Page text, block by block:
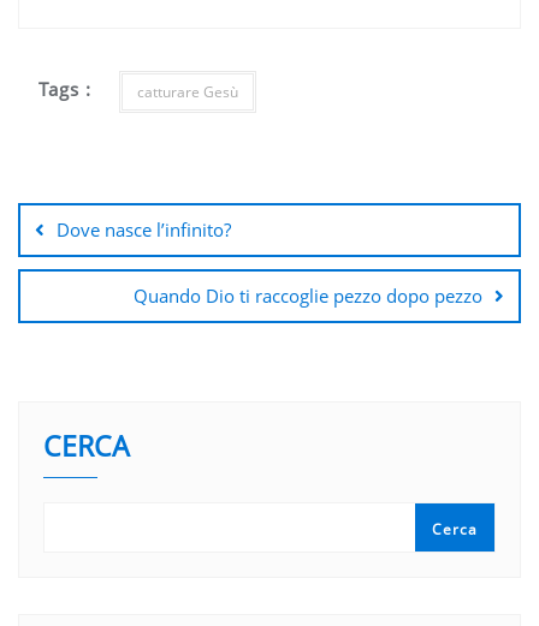
Tags : catturare Gesù
articoli
Dove nasce l’infinito?
Quando Dio ti raccoglie pezzo dopo pezzo
CERCA
Cerca